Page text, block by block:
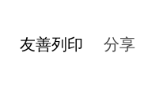
友善列印 分享